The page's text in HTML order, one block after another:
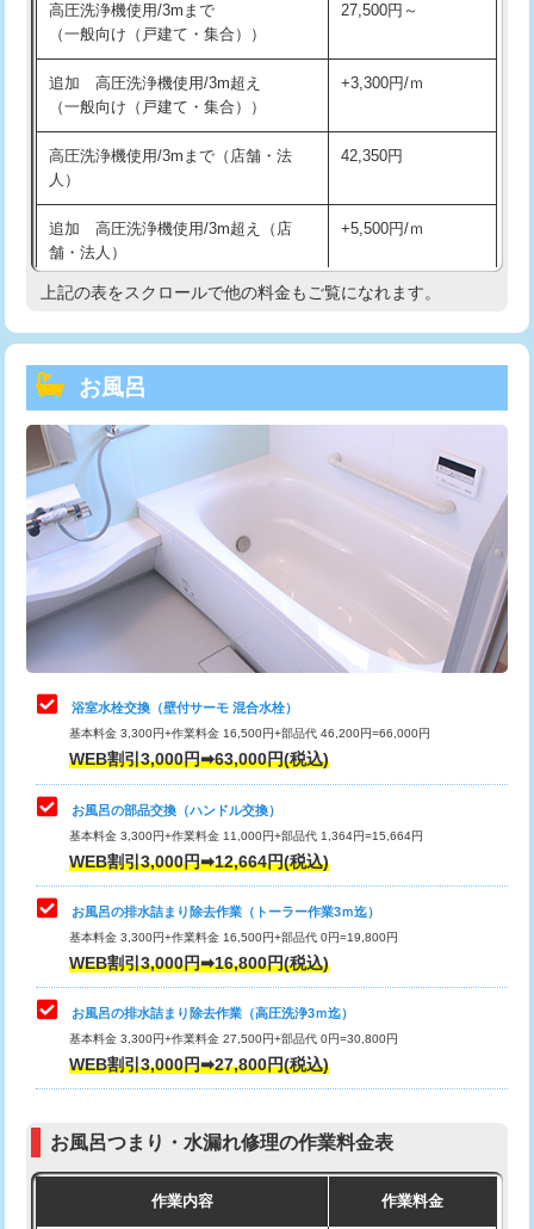
高圧洗浄機使用/3mまで
（一般向け（戸建て・集合））
27,500円～
追加 高圧洗浄機使用/3m超え
（一般向け（戸建て・集合））
+3,300円/ｍ
高圧洗浄機使用/3mまで（店舗・法
人）
42,350円
追加 高圧洗浄機使用/3m超え（店
舗・法人）
+5,500円/ｍ
高度高圧洗浄換 現地調査
トーラー機使用/3mまで
追加トーラー機使用/3m超え
カメラ調査 33,000円
桝清掃 8,800円
止水・漏水調査・防水処理・清掃・修
理・調整・分解・加工など（軽作業）
止水・漏水調査・防水処理・清掃・修
理・調整・分解・加工など（中作業）
22,000円
止水・漏水調査・防水処理・清掃・修
理・調整・分解・加工など（重作業）
33,000円
トイレタンク脱着
トイレ便器脱着
タンクレストイレ脱着 33,000円
小便器トイレ脱着
その他部品の脱着 8,800円～
交換・取付（タンク）
交換・取付（普通便座） 11,000円+材料費
交換・取付（温水洗浄便座） 16,500円+材料費
上記の表をスクロールで他の料金もご覧になれます。
お風呂
浴室水栓交換（壁付サーモ 混合水栓）
基本料金 3,300円+作業料金 16,500円+部品代 46,200円=66,000円
WEB割引3,000円➡63,000円(税込)
お風呂の部品交換（ハンドル交換）
基本料金 3,300円+作業料金 11,000円+部品代 1,364円=15,664円
WEB割引3,000円➡12,664円(税込)
お風呂の排水詰まり除去作業（トーラー作業3ｍ迄）
基本料金 3,300円+作業料金 16,500円+部品代 0円=19,800円
WEB割引3,000円➡16,800円(税込)
お風呂の排水詰まり除去作業（高圧洗浄3ｍ迄）
基本料金 3,300円+作業料金 27,500円+部品代 0円=30,800円
WEB割引3,000円➡27,800円(税込)
お風呂つまり・水漏れ修理の作業料金表
作業内容 作業料金